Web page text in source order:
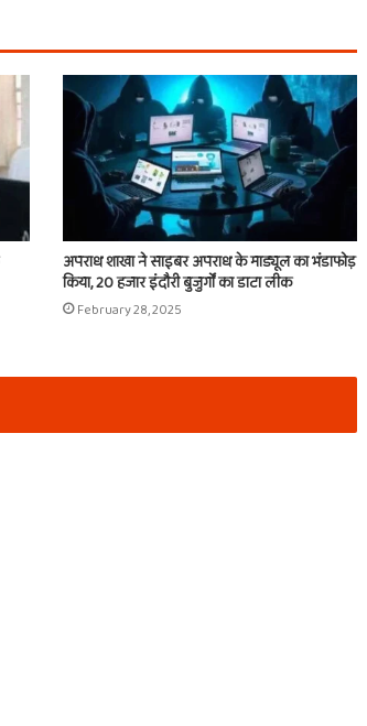
अपराध शाखा ने साइबर अपराध के माड्यूल का भंडाफोड़
किया, 20 हजार इंदौरी बुजुर्गों का डाटा लीक
February 28, 2025